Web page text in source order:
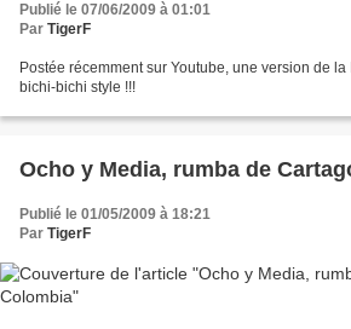
Publié le 07/06/2009 à 01:01
Par TigerF
Postée récemment sur Youtube, une version de
bichi-bichi style !!!
Ocho y Media, rumba de
Publié le 01/05/2009 à 18:21
Par TigerF